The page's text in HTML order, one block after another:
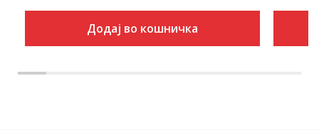
Додај во кошничка